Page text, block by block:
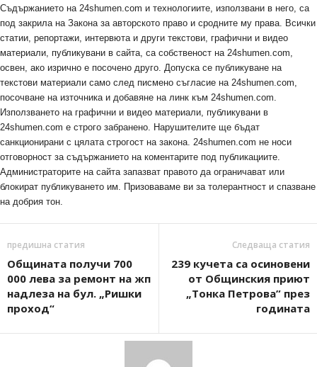
Съдържанието на 24shumen.com и технологиите, използвани в него, са
под закрила на Закона за авторското право и сродните му права. Всички
статии, репортажи, интервюта и други текстови, графични и видео
материали, публикувани в сайта, са собственост на 24shumen.com,
освен, ако изрично е посочено друго. Допуска се публикуване на
текстови материали само след писмено съгласие на 24shumen.com,
посочване на източника и добавяне на линк към 24shumen.com.
Използването на графични и видео материали, публикувани в
24shumen.com е строго забранено. Нарушителите ще бъдат
санкционирани с цялата строгост на закона. 24shumen.com не носи
отговорност за съдържанието на коментарите под публикациите.
Администраторите на сайта запазват правото да ограничават или
блокират публикуването им. Призоваваме ви за толерантност и спазване
на добрия тон.
предишна статия
Общината получи 700
000 лева за ремонт на жп
надлеза на бул. „Ришки
проход“
Следваща статия
239 кучета са осиновени
от Общинския приют
„Тонка Петрова” през
годината